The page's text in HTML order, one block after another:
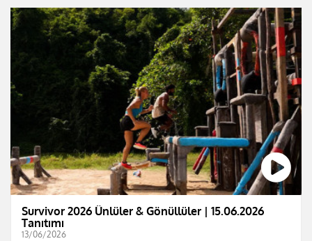
Survivor 2026 Ünlüler & Gönüllüler | 15.06.2026
Tanıtımı
13/06/2026